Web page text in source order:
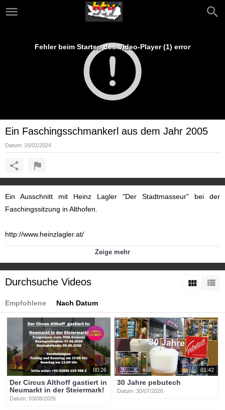
Fehler beim Starten des Video-Player (1) error
Ein Faschingsschmankerl aus dem Jahr 2005
Datum: 16/01/2024
Ein Ausschnitt mit Heinz Lagler "Der Stadtmasseur" bei der
Faschingssitzung in Althofen.
http://www.heinzlagler.at/
Tags:
btv-kärnten
btv kärnten
btvon
Zeige mehr
Durchsuche Videos
Empfohlene Nach Datum
00:26
Der Circus Althoff gastiert in
Neumarkt in der Steiermark!
Datum: 03/08/2026
01:42
30 Jahre pebutech
Datum: 30/07/2026